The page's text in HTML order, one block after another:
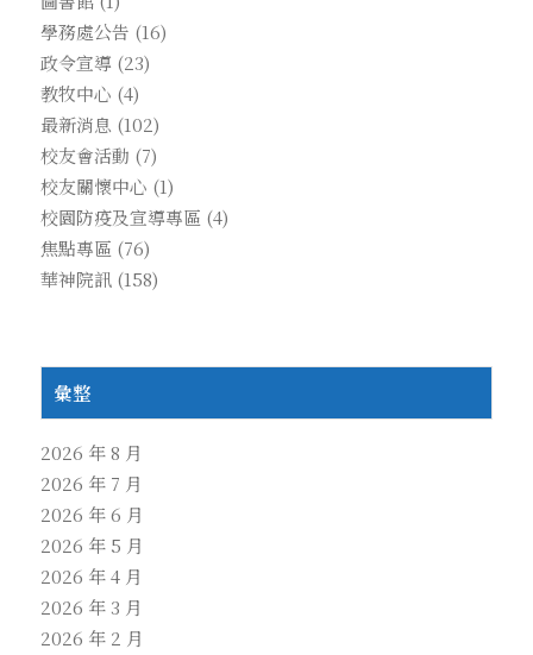
學務處公告 (16)
政令宣導 (23)
教牧中心 (4)
最新消息 (102)
校友會活動 (7)
校友關懷中心 (1)
校園防疫及宣導專區 (4)
焦點專區 (76)
華神院訊(158)
彙整
2026 年 8 月
2026 年 7 月
2026 年 6 月
2026 年 5 月
2026 年 4 月
2026 年 3 月
2026 年 2 月